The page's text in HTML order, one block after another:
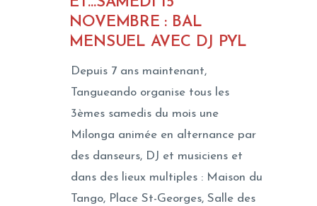
NOVEMBRE : BAL
MENSUEL AVEC DJ PYL
Depuis 7 ans maintenant,
Tangueando organise tous les
3èmes samedis du mois une
Milonga animée en alternance par
des danseurs, DJ et musiciens et
dans des lieux multiples : Maison du
Tango, Place St-Georges, Salle des